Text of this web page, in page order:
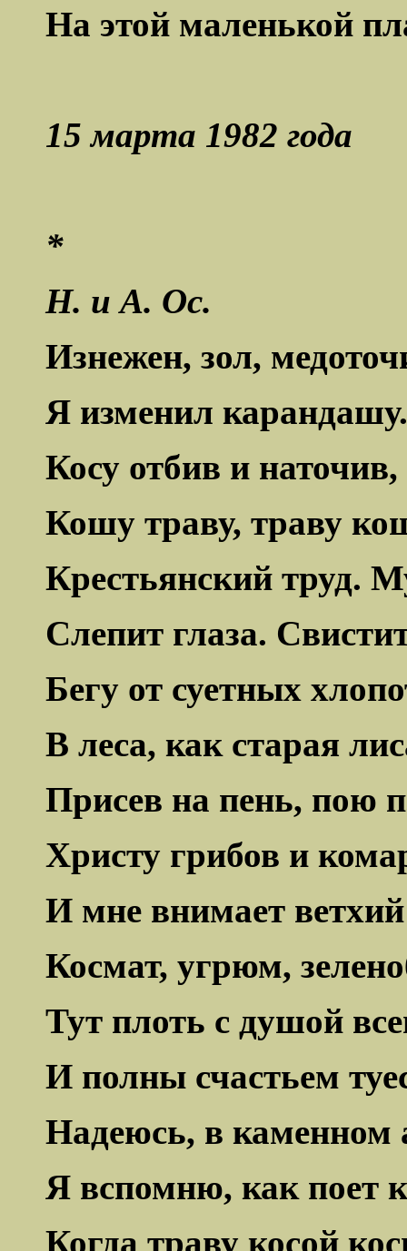
На этой маленькой
15 марта 1982 года
*
Н. и А. Ос.
Изнежен, зол,
Я изменил карандашу.
Косу отбив и наточив,
Кошу траву, траву
Крестьянский труд.
Слепит глаза.
Бегу от суетных
В леса, как старая
Присев на пень, пою
Христу грибов и
И мне внимает
Космат, угрюм,
Тут плоть с душой
И полны счастьем
Надеюсь, в каменном
Я вспомню, как поет
Когда траву косой